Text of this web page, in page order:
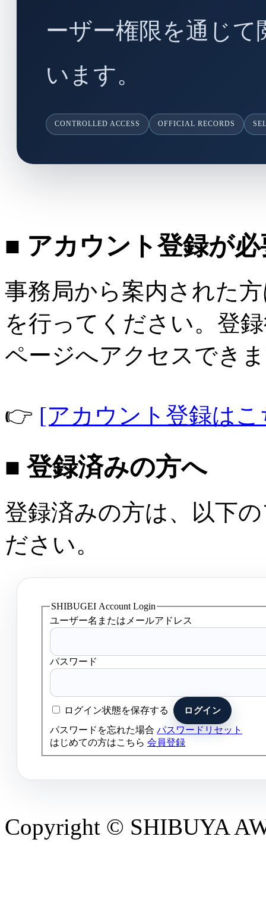
ーザー権限を通じ
います。
CONTROLLED ACCESS OFFICIAL RECORDS
■ アカウント登録が
事務局から案内された
を行ってください。登
ページへアクセスでき
👉 [アカウント登録は
■ 登録済みの方へ
登録済みの方は、以下
ださい。
SHIBUGEI Account Login
ユーザー名またはメールアドレス
パスワード
ログイン状態を保存する
パスワードを忘れた場合パスワードリセット
はじめての方はこちら会員登録
Copyright © SHIBUYA